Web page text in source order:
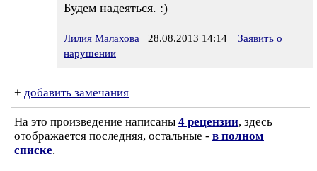
Будем надеяться. :)
Лилия Малахова 28.08.2013 14:14
Заявить о
нарушении
+ добавить замечания
На это произведение написаны 4 рецензии, здесь
отображается последняя, остальные - в полном
списке.